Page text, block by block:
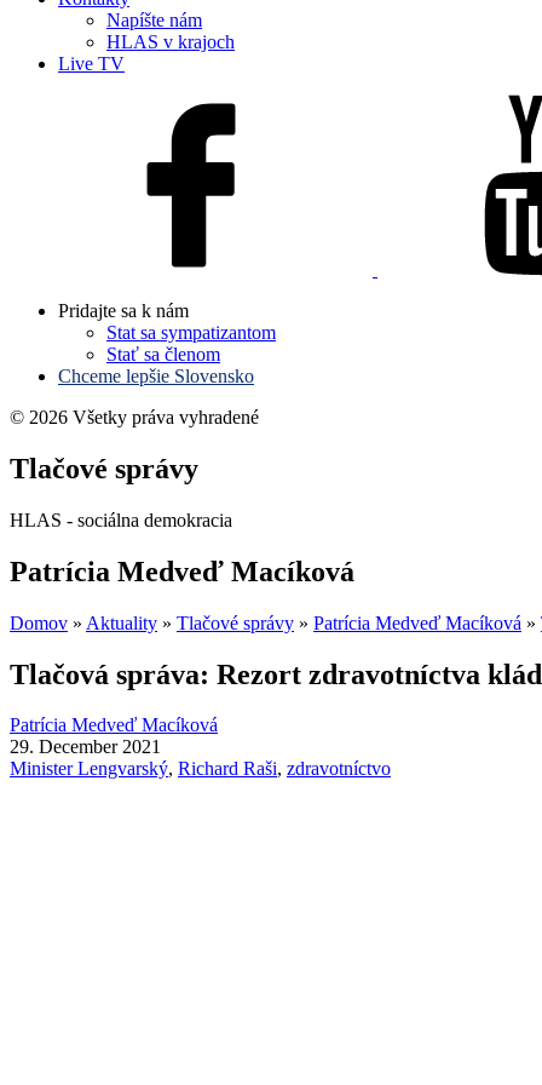
Napíšte nám
HLAS v krajoch
Live TV
Pridajte sa k nám
Stat sa sympatizantom
Stať sa členom
Chceme lepšie Slovensko
© 2026 Všetky práva vyhradené
Tlačové správy
HLAS - sociálna demokracia
Patrícia Medveď Macíková
Domov » Aktuality » Tlačové správy » Patrícia Medveď Macíková »
Tlačová správa: Rezort zdravotníctva
Patrícia Medveď Macíková
29. December 2021
Minister Lengvarský, Richard Raši, zdravotníctvo